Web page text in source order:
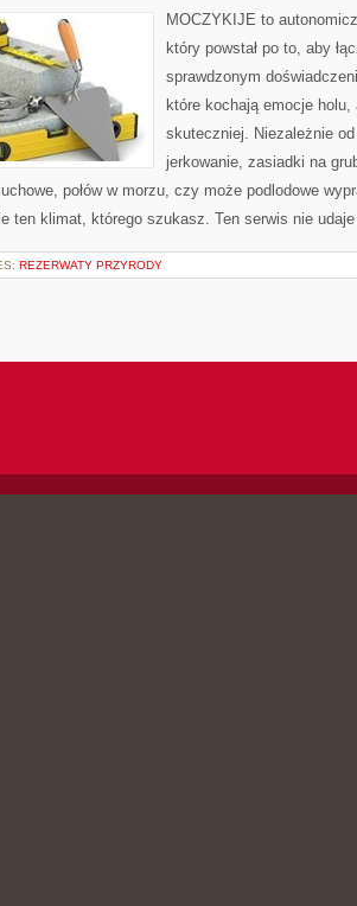
MOCZYKIJE to
który powstał po to, aby
sprawdzonym
które kochają emocje
skuteczniej. Niezależnie
jerkowanie, zasiadki na
połów w morzu, czy może podlodowe
ten klimat, którego szukasz. Ten serwis nie
REZERWATY PRZYRODY